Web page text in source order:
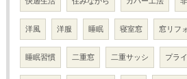
洋風 洋服 睡眠 寝室窓 窓リフ
睡眠習慣 二重窓 二重サッシ プラ